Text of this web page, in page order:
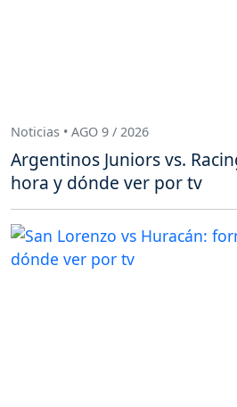
Noticias • AGO 9 / 2026
Argentinos Juniors vs.
hora y dónde ver por tv